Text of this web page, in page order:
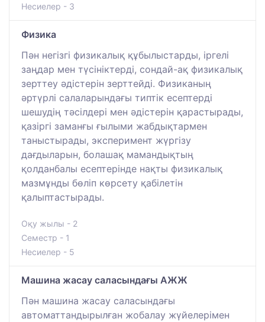
Несиелер - 3
Физика
Пән негізгі физикалық құбылыстарды, іргелі
заңдар мен түсініктерді, сондай-ақ физикалық
зерттеу әдістерін зерттейді. Физиканың
әртүрлі салаларындағы типтік есептерді
шешудің тәсілдері мен әдістерін қарастырады,
қазіргі заманғы ғылыми жабдықтармен
таныстырады, эксперимент жүргізу
дағдыларын, болашақ мамандықтың
қолданбалы есептерінде нақты физикалық
мазмұнды бөліп көрсету қабілетін
қалыптастырады.
Оқу жылы - 2
Семестр - 1
Несиелер - 5
Машина жасау саласындағы АЖЖ
Пән машина жасау саласындағы
автоматтандырылған жобалау жүйелерімен